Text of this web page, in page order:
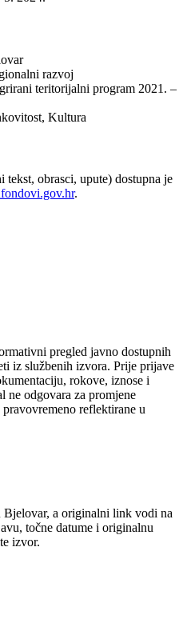
razvoj
teritorijalni program 2021. –
Kultura
tekst, obrasci, upute) dostupna je
.
pregled javno dostupnih
iz službenih izvora. Prije prijave
rokove, iznose i
ne odgovara za promjene
reflektirane u
Bjelovar, a originalni link vodi na
točne datume i originalnu
izvor.